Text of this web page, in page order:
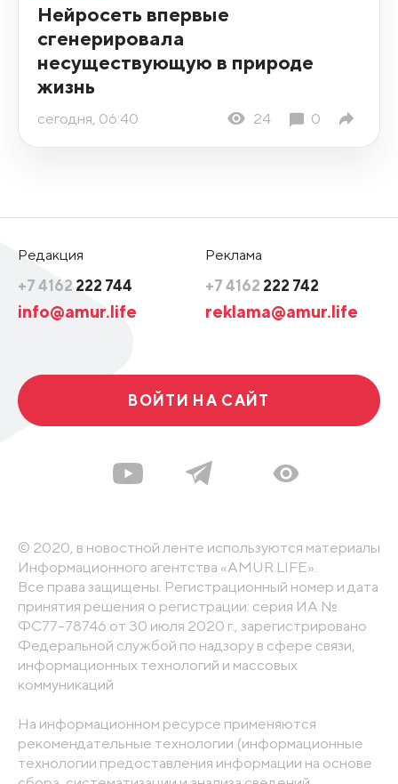
Нейросеть впервые
сгенерировала
несуществующую в природе
жизнь
сегодня, 06:40 24 0
Редакция
+7 4162 222 744
info@amur.life
Реклама
+7 4162 222 742
reklama@amur.life
ВОЙТИ НА САЙТ
© 2020, в новостной ленте используются материалы
Информационного агентства «AMUR.LIFE».
Все права защищены. Регистрационный номер и дата
принятия решения о регистрации: серия ИА №
ФС77-78746 от 30 июля 2020 г., зарегистрировано
Федеральной службой по надзору в сфере связи,
информационных технологий и массовых
коммуникаций
На информационном ресурсе применяются
рекомендательные технологии (информационные
технологии предоставления информации на основе